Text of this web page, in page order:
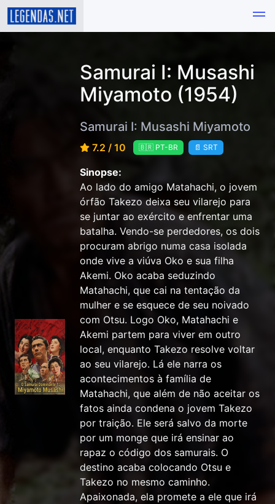
Samurai I: Musashi
Miyamoto (1954)
Samurai I: Musashi Miyamoto
7.2 / 10 🇧🇷 PT-BR 📄 SRT
Sinopse:
Ao lado do amigo Matahachi, o jovem
órfão Takezo deixa seu vilarejo para
se juntar ao exército e enfrentar uma
batalha. Vendo-se perdedores, os dois
procuram abrigo numa casa isolada
onde vive a viúva Oko e sua filha
Akemi. Oko acaba seduzindo
Matahachi, que cai na tentação da
mulher e se esquece de seu noivado
com Otsu. Logo Oko, Matahachi e
Akemi partem para viver em outro
local, enquanto Takezo resolve voltar
ao seu vilarejo. Lá ele narra os
acontecimentos à família de
Matahachi, que além de não aceitar os
fatos ainda condena o jovem Takezo
por traição. Ele será salvo da morte
por um monge que irá ensinar ao
rapaz o código dos samurais. O
destino acaba colocando Otsu e
Takezo no mesmo caminho.
Apaixonada, ela promete a ele que irá